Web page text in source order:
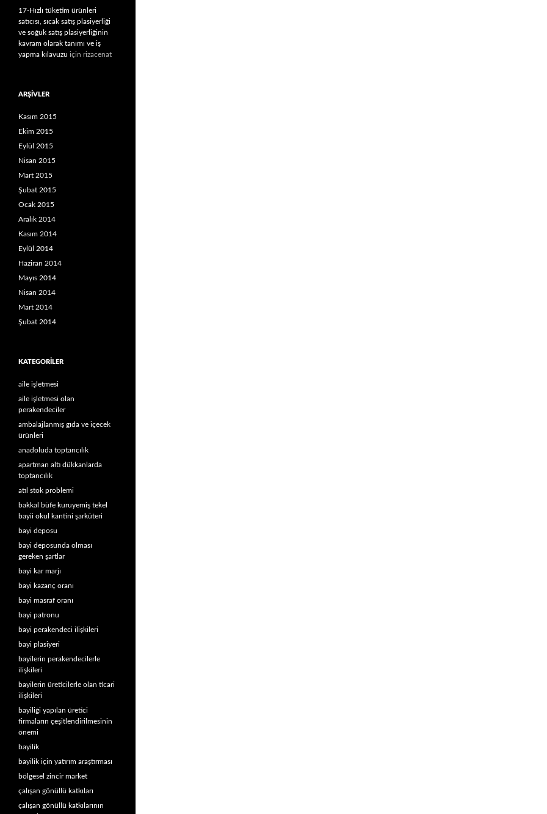
17-Hızlı tüketim ürünleri
satıcısı, sıcak satış plasiyerliği
ve soğuk satış plasiyerliğinin
kavram olarak tanımı ve iş
yapma kılavuzu için rizacenat
ARŞIVLER
Kasım 2015
Ekim 2015
Eylül 2015
Nisan 2015
Mart 2015
Şubat 2015
Ocak 2015
Aralık 2014
Kasım 2014
Eylül 2014
Haziran 2014
Mayıs 2014
Nisan 2014
Mart 2014
Şubat 2014
KATEGORILER
aile işletmesi
aile işletmesi olan
perakendeciler
ambalajlanmış gıda ve içecek
ürünleri
anadoluda toptancılık
apartman altı dükkanlarda
toptancılık
atıl stok problemi
bakkal büfe kuruyemiş tekel
bayii okul kantini şarküteri
bayi deposu
bayi deposunda olması
gereken şartlar
bayi kar marjı
bayi kazanç oranı
bayi masraf oranı
bayi patronu
bayi perakendeci ilişkileri
bayi plasiyeri
bayilerin perakendecilerle
ilişkileri
bayilerin üreticilerle olan ticari
ilişkileri
bayiliği yapılan üretici
firmaların çeşitlendirilmesinin
önemi
bayilik
bayilik için yatırım araştırması
bölgesel zincir market
çalışan gönüllü katkıları
çalışan gönüllü katkılarının